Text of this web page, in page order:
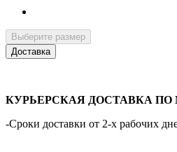
Выберите размер
Доставка
КУРЬЕРСКАЯ ДОСТАВКА ПО
-Сроки доставки от 2-х рабочих